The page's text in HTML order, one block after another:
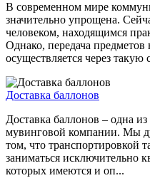
В современном мире
значительно упрощена.
человеком, находящимся
Однако, передача
осуществляется через такую
Доставка баллонов
Доставка баллонов – одна
мувинговой компании. Мы
том, что транспортировкой
заниматься исключительно
которых имеются и оп...